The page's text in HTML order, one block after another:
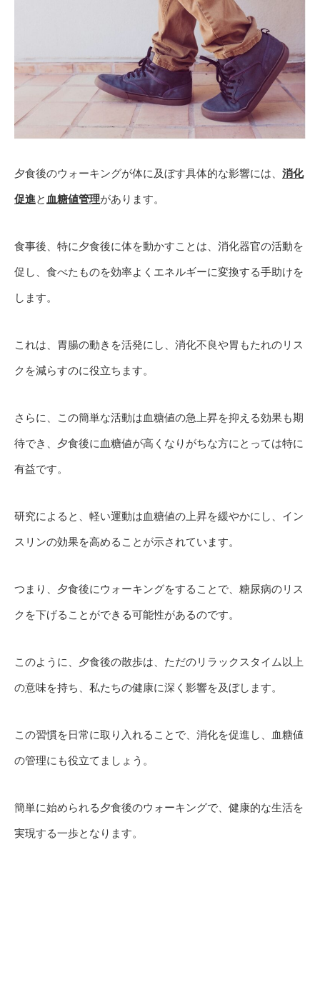
夕食後のウォーキングが体に及ぼす具体的な影響には、 消化
促進と 血糖値管理があります。
食事後、特に夕食後に体を動かすことは、消化器官の活動を
促し、食べたものを効率よくエネルギーに変換する手助けを
します。
これは、胃腸の動きを活発にし、消化不良や胃もたれのリス
クを減らすのに役立ちます。
さらに、この簡単な活動は血糖値の急上昇を抑える効果も期
待でき、夕食後に血糖値が高くなりがちな方にとっては特に
有益です。
研究によると、軽い運動は血糖値の上昇を緩やかにし、イン
スリンの効果を高めることが示されています。
つまり、夕食後にウォーキングをすることで、糖尿病のリス
クを下げることができる可能性があるのです。
このように、夕食後の散歩は、ただのリラックスタイム以上
の意味を持ち、私たちの健康に深く影響を及ぼします。
この習慣を日常に取り入れることで、消化を促進し、血糖値
の管理にも役立てましょう。
簡単に始められる夕食後のウォーキングで、健康的な生活を
実現する一歩となります。